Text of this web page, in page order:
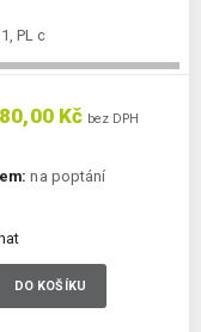
PL c
Kč bez DPH
na poptání
DO KOŠÍKU